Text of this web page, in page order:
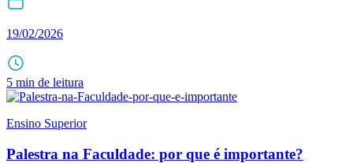
19/02/2026
5 min de leitura
Ensino Superior
Palestra na Faculdade: por que é importante?